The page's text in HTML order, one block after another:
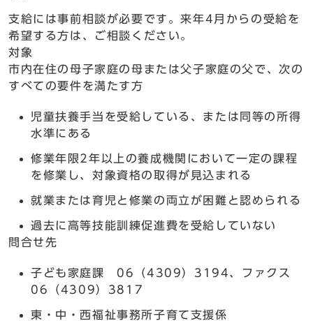
支給には事前相談が必要です。来年4月からの受給を
希望する方は、ご相談ください。
対象
市内在住の母子家庭の母または父子家庭の父で、次の
すべての要件を満たす方
児童扶養手当を受給している、または同等の所得
水準にある
修業年限2年以上の養成機関において一定の課程
を修業し、対象資格の取得が見込まれる
就業または育児と修業の両立が困難と認められる
過去に高等技能訓練促進費を受給していない
問合せ先
子ども家庭課 06（4309）3194、ファクス
06（4309）3817
東・中・西福祉事務所子育て支援係